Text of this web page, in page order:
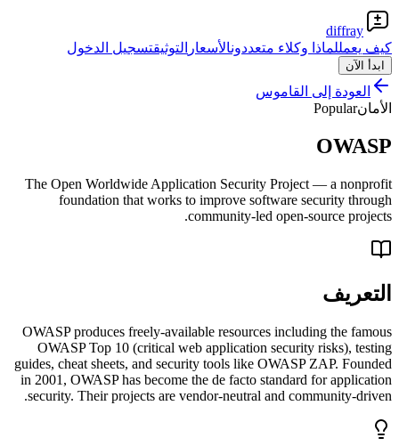
diffray
كيف يعمللماذا وكلاء متعددونالأسعار التوثيقتسجيل الدخول
ابدأ الآن
العودة إلى القاموس
الأمانPopular
OWASP
The Open Worldwide Application Security Project — a nonprofit
foundation that works to improve software security through
community-led open-source projects.
التعريف
OWASP produces freely-available resources including the famous
OWASP Top 10 (critical web application security risks), testing
guides, cheat sheets, and security tools like OWASP ZAP. Founded
in 2001, OWASP has become the de facto standard for application
security. Their projects are vendor-neutral and community-driven.